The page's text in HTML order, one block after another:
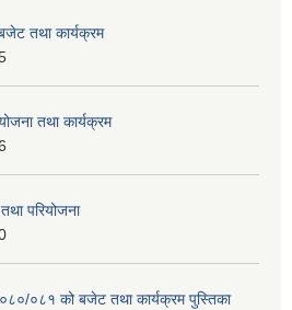
तथा कार्यक्रम
तथा कार्यक्रम
परियोजना
०८१ को बजेट तथा कार्यक्रम पुस्तिका